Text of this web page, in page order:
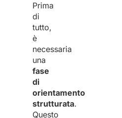
Prima
di
tutto,
è
necessaria
una
fase
di
orientamento
strutturata.
Questo